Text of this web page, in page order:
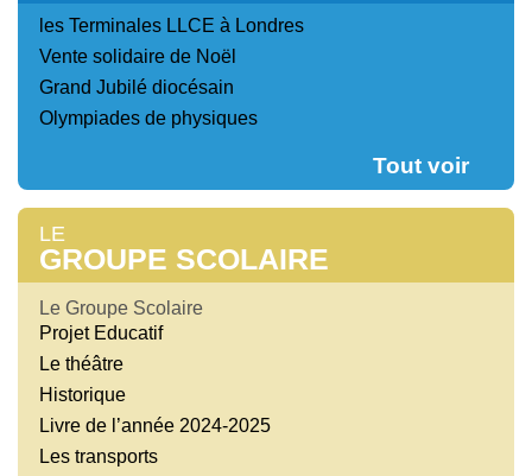
les Terminales LLCE à Londres
Vente solidaire de Noël
Grand Jubilé diocésain
Olympiades de physiques
Tout voir
LE
GROUPE SCOLAIRE
Le Groupe Scolaire
Projet Educatif
Le théâtre
Historique
Livre de l’année 2024-2025
Les transports